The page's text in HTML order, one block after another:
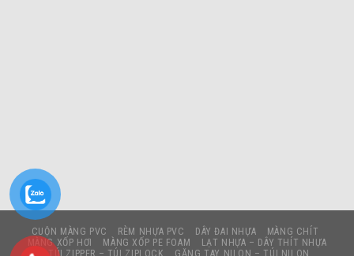
CUỘN MÀNG PVC RÈM NHỰA PVC DÂY ĐAI NHỰA
MÀNG CHÍT
MÀNG XỐP HƠI
MÀNG XỐP PE FOAM
LẠT NHỰA – DÂY THÍT NHỰA
TÚI ZIPPER – TÚI ZIPLOCK
GĂNG TAY NILON – TÚI NILON